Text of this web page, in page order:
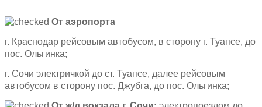
От аэропорта
г. Краснодар рейсовым автобусом, в сторону г. Туапсе, до
пос. Ольгинка;
г. Сочи электричкой до ст. Туапсе, далее рейсовым
автобусом в сторону пос. Джубга, до пос. Ольгинка;